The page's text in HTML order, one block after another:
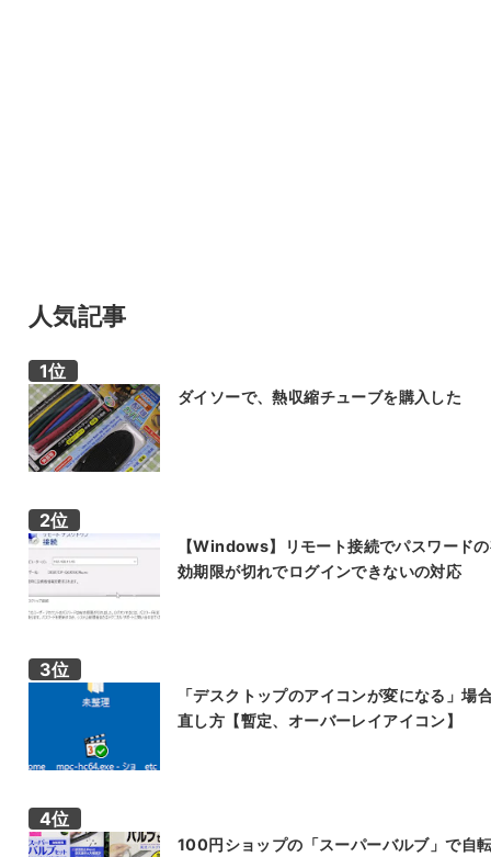
人気記事
ダイソーで、熱収縮チューブを購入した
【Windows】リモート接続でパスワード
効期限が切れでログインできないの対応
「デスクトップのアイコンが変になる」場
直し方【暫定、オーバーレイアイコン】
100円ショップの「スーパーバルブ」で自